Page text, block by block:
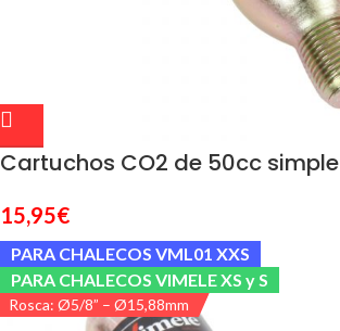
Cartuchos CO2 de 50cc simple
15,95€
PARA CHALECOS VML01 XXS
PARA CHALECOS VIMELE XS y S
Rosca: Ø5/8” – Ø15,88mm